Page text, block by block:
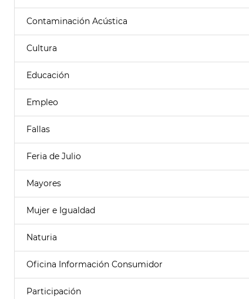
Contaminación Acústica
Cultura
Educación
Empleo
Fallas
Feria de Julio
Mayores
Mujer e Igualdad
Naturia
Oficina Información Consumidor
Participación